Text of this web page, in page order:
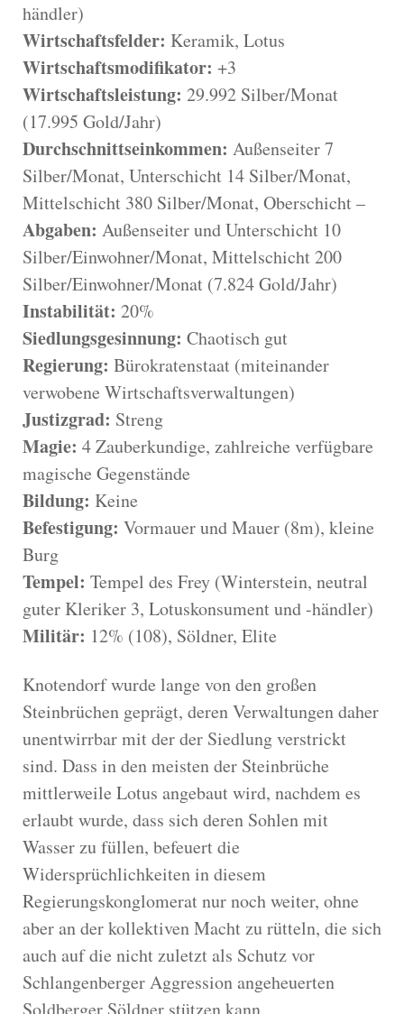
händler)
Wirtschaftsfelder: Keramik, Lotus
Wirtschaftsmodifikator: +3
Wirtschaftsleistung: 29.992 Silber/Monat
(17.995 Gold/Jahr)
Durchschnittseinkommen: Außenseiter 7
Silber/Monat, Unterschicht 14 Silber/Monat,
Mittelschicht 380 Silber/Monat, Oberschicht –
Abgaben: Außenseiter und Unterschicht 10
Silber/Einwohner/Monat, Mittelschicht 200
Silber/Einwohner/Monat (7.824 Gold/Jahr)
Instabilität: 20%
Siedlungsgesinnung: Chaotisch gut
Regierung: Bürokratenstaat (miteinander
verwobene Wirtschaftsverwaltungen)
Justizgrad: Streng
Magie: 4 Zauberkundige, zahlreiche verfügbare
magische Gegenstände
Bildung: Keine
Befestigung: Vormauer und Mauer (8m), kleine
Burg
Tempel: Tempel des Frey (Winterstein, neutral
guter Kleriker 3, Lotuskonsument und -händler)
Militär: 12% (108), Söldner, Elite
Knotendorf wurde lange von den großen
Steinbrüchen geprägt, deren Verwaltungen daher
unentwirrbar mit der der Siedlung verstrickt
sind. Dass in den meisten der Steinbrüche
mittlerweile Lotus angebaut wird, nachdem es
erlaubt wurde, dass sich deren Sohlen mit
Wasser zu füllen, befeuert die
Widersprüchlichkeiten in diesem
Regierungskonglomerat nur noch weiter, ohne
aber an der kollektiven Macht zu rütteln, die sich
auch auf die nicht zuletzt als Schutz vor
Schlangenberger Aggression angeheuerten